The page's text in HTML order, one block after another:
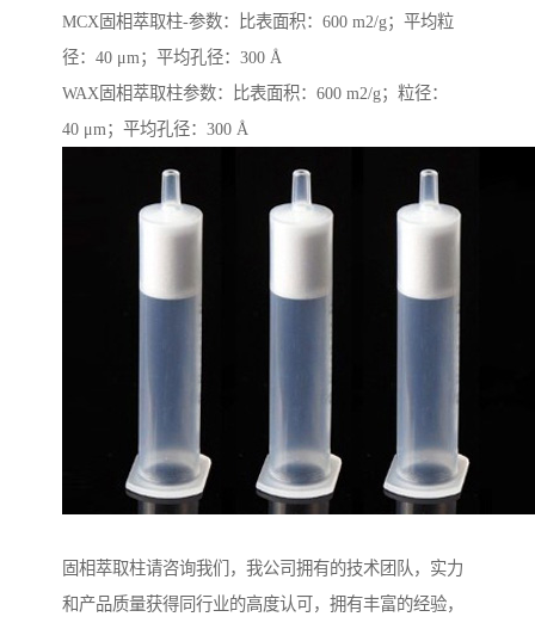
MCX固相萃取柱-参数：比表面积：600 m2/g；平均粒
径：40 μm；平均孔径：300 Å
WAX固相萃取柱参数：比表面积：600 m2/g；粒径：
40 μm；平均孔径：300 Å
固相萃取柱请咨询我们，我公司拥有的技术团队，实力
和产品质量获得同行业的高度认可，拥有丰富的经验，